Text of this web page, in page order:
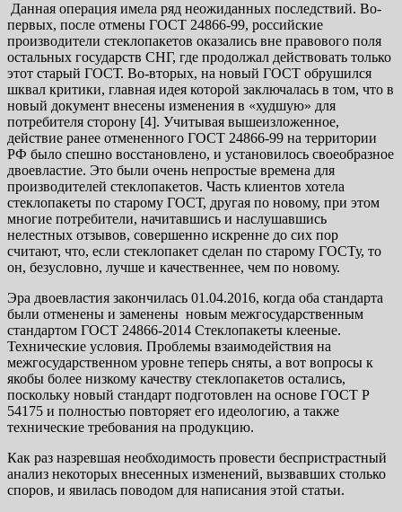
Данная операция имела ряд неожиданных последствий. Во-
первых, после отмены ГОСТ 24866-99, российские
производители стеклопакетов оказались вне правового поля
остальных государств СНГ, где продолжал действовать только
этот старый ГОСТ. Во-вторых, на новый ГОСТ обрушился
шквал критики, главная идея которой заключалась в том, что в
новый документ внесены изменения в «худшую» для
потребителя сторону [4]. Учитывая вышеизложенное,
действие ранее отмененного ГОСТ 24866-99 на территории
РФ было спешно восстановлено, и установилось своеобразное
двоевластие. Это были очень непростые времена для
производителей стеклопакетов. Часть клиентов хотела
стеклопакеты по старому ГОСТ, другая по новому, при этом
многие потребители, начитавшись и наслушавшись
нелестных отзывов, совершенно искренне до сих пор
считают, что, если стеклопакет сделан по старому ГОСТу, то
он, безусловно, лучше и качественнее, чем по новому.
Эра двоевластия закончилась 01.04.2016, когда оба стандарта
были отменены и заменены новым межгосударственным
стандартом ГОСТ 24866-2014 Стеклопакеты клееные.
Технические условия. Проблемы взаимодействия на
межгосударственном уровне теперь сняты, а вот вопросы к
якобы более низкому качеству стеклопакетов остались,
поскольку новый стандарт подготовлен на основе ГОСТ Р
54175 и полностью повторяет его идеологию, а также
технические требования на продукцию.
Как раз назревшая необходимость провести беспристрастный
анализ некоторых внесенных изменений, вызвавших столько
споров, и явилась поводом для написания этой статьи.